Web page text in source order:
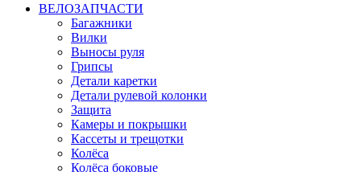
ВЕЛОЗАПЧАСТИ
Багажники
Вилки
Выносы руля
Грипсы
Детали каретки
Детали рулевой колонки
Защита
Камеры и покрышки
Кассеты и трещотки
Колёса
Колёса боковые